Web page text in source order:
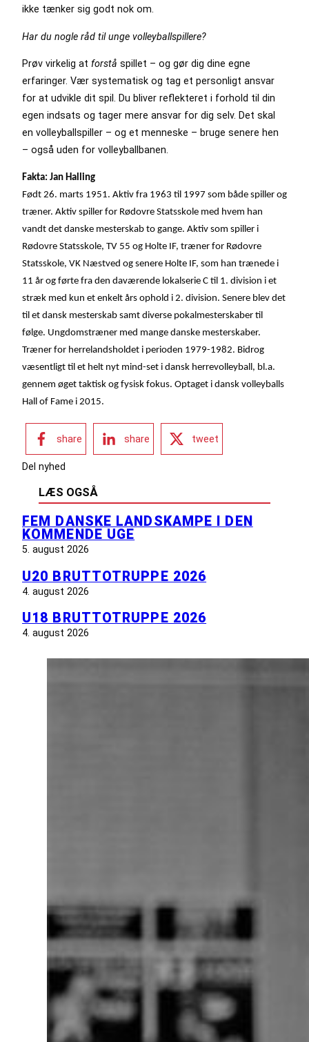
ikke tænker sig godt nok om.
Har du nogle råd til unge volleyballspillere?
Prøv virkelig at forstå spillet – og gør dig dine egne
erfaringer. Vær systematisk og tag et personligt ansvar
for at udvikle dit spil. Du bliver reflekteret i forhold til din
egen indsats og tager mere ansvar for dig selv. Det skal
en volleyballspiller – og et menneske – bruge senere hen
– også uden for volleyballbanen.
Fakta: Jan Halling
Født 26. marts 1951. Aktiv fra 1963 til 1997 som både spiller og
træner. Aktiv spiller for Rødovre Statsskole med hvem han
vandt det danske mesterskab to gange. Aktiv som spiller i
Rødovre Statsskole, TV 55 og Holte IF, træner for Rødovre
Statsskole, VK Næstved og senere Holte IF, som han trænede i
11 år og førte fra den daværende lokalserie C til 1. division i et
stræk med kun et enkelt års ophold i 2. division. Senere blev det
til et dansk mesterskab samt diverse pokalmesterskaber til
følge. Ungdomstræner med mange danske mesterskaber.
Træner for herrelandsholdet i perioden 1979-1982. Bidrog
væsentligt til et helt nyt mind-set i dansk herrevolleyball, bl.a.
gennem øget taktisk og fysisk fokus. Optaget i dansk volleyballs
Hall of Fame i 2015.
share share tweet
Del nyhed
LÆS OGSÅ
FEM DANSKE LANDSKAMPE I DEN
KOMMENDE UGE
5. august 2026
U20 BRUTTOTRUPPE 2026
4. august 2026
U18 BRUTTOTRUPPE 2026
4. august 2026